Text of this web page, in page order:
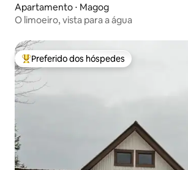
Apartamento ⋅ Magog
O limoeiro, vista para a água
Entre os melhores preferidos dos hóspedes
Preferido dos hóspedes